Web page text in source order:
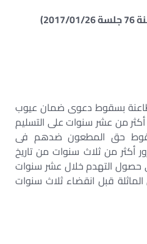
بسقوط دعوى ضمان عيوب
أكثر من عشر سنوات على التسليم
وسقوط حق المطعون ضدهم فى
أكثر من ثلاث سنوات من تاريخ
حصول التهدم خلال عشر سنوات
قبل انقضاء ثلاث سنوات